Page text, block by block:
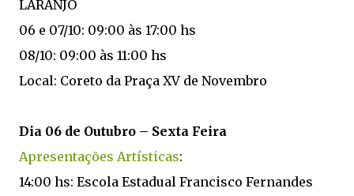
LARANJO
06 e 07/10: 09:00 às 17:00 hs
08/10: 09:00 às 11:00 hs
Local: Coreto da Praça XV de Novembro
Dia 06 de Outubro – Sexta Feira
Apresentações Artísticas:
14:00 hs: Escola Estadual Francisco Fernandes